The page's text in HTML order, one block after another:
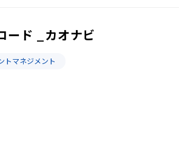
ード _カオナビ
トマネジメント